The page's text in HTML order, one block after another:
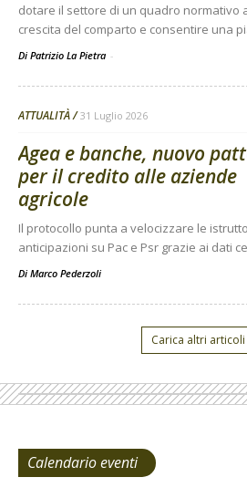
dotare il settore di un quadro normativo
crescita del comparto e consentire una
Di Patrizio La Pietra -
ATTUALITÀ 31 Luglio 2026
Agea e banche, nuovo
per il credito alle aziende
agricole
Il protocollo punta a velocizzare le
anticipazioni su Pac e Psr grazie ai dati
Di Marco Pederzoli
Carica altri articoli
Calendario eventi